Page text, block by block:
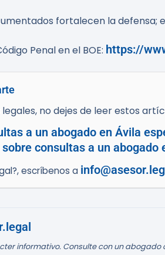
fortalecen la
Penal en el BOE: https://
no dejes de leer estos
a un abogado en Ávila
consultas a un
escríbenos a
informativo. Consulte con un abogado